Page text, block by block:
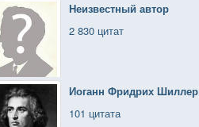
Неизвестный автор
2 830 цитат
Иоганн Фридрих Шиллер
101 цитата